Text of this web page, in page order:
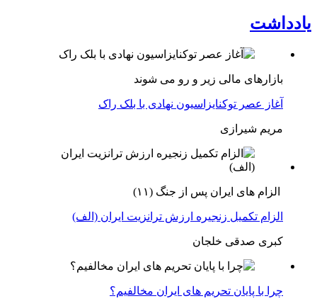
یادداشت
بازارهای مالی زیر و رو می شوند
آغاز عصر توکنایزاسیون نهادی با بلک راک
مریم شیرازی
الزام های ایران پس از جنگ (۱۱)
الزام تکمیل زنجیره ارزش ترانزیت ایران (الف)
کبری صدقی خلجان
چرا با پایان تحریم های ایران مخالفیم؟